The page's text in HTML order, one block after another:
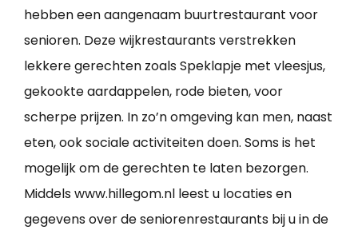
hebben een aangenaam buurtrestaurant voor
senioren. Deze wijkrestaurants verstrekken
lekkere gerechten zoals Speklapje met vleesjus,
gekookte aardappelen, rode bieten, voor
scherpe prijzen. In zo’n omgeving kan men, naast
eten, ook sociale activiteiten doen. Soms is het
mogelijk om de gerechten te laten bezorgen.
Middels www.hillegom.nl leest u locaties en
gegevens over de seniorenrestaurants bij u in de